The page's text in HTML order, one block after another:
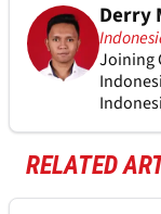
Derry
Joining
RELATED